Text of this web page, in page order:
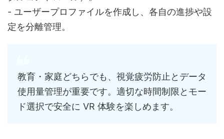
- ユーザープロファイルを作成し、各自の進捗や設
定を分離管理。
教育・家庭どちらでも、視覚疲労防止とデータ
使用量管理が重要です。適切な時間制限とモー
ド選択で安全に VR 体験を楽しめます。